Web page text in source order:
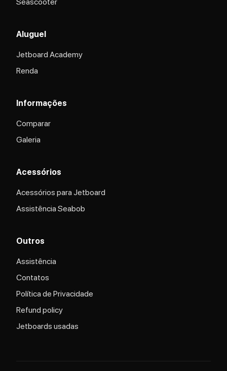
Aluguel
Jetboard Academy
Renda
Informações
Comparar
Galeria
Acessórios
Acessórios para Jetboard
Assistência Seabob
Outros
Assistência
Contatos
Política de Privacidade
Refund policy
Jetboards usadas